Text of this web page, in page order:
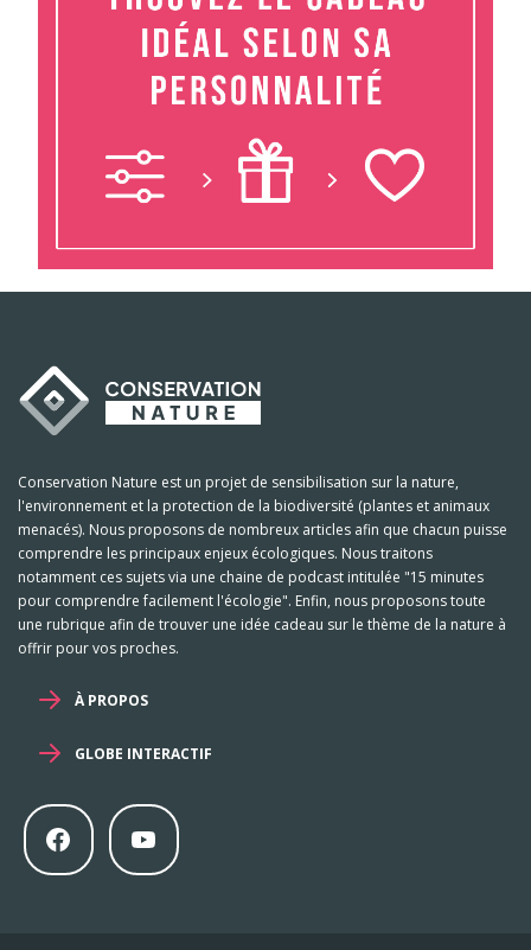
Conservation Nature est un projet de sensibilisation sur la nature,
l'environnement et la protection de la biodiversité (plantes et animaux
menacés). Nous proposons de nombreux articles afin que chacun puisse
comprendre les principaux enjeux écologiques. Nous traitons
notamment ces sujets via une chaine de podcast intitulée "15 minutes
pour comprendre facilement l'écologie". Enfin, nous proposons toute
une rubrique afin de trouver une idée cadeau sur le thème de la nature à
offrir pour vos proches.
À PROPOS
GLOBE INTERACTIF